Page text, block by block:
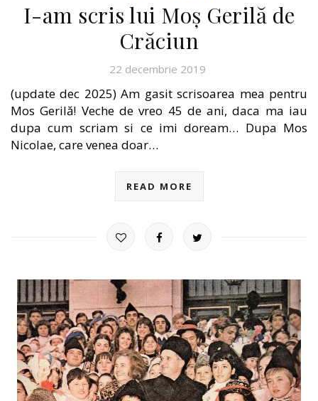
I-am scris lui Moș Gerilă de
Crăciun
22 decembrie 2019
(update dec 2025) Am gasit scrisoarea mea pentru
Mos Gerilă! Veche de vreo 45 de ani, daca ma iau
dupa cum scriam si ce imi doream… Dupa Mos
Nicolae, care venea doar…
READ MORE